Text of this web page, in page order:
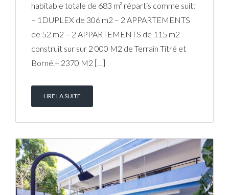
Mot de passe perdu ?
habitable totale de 683 m² répartis comme suit:
– 1DUPLEX de 306 m2 – 2 APPARTEMENTS
de 52 m2 – 2 APPARTEMENTS de 115 m2
construit sur sur 2 000 M2 de Terrain Titré et
Borné.+ 2370 M2 […]
LIRE LA SUITE